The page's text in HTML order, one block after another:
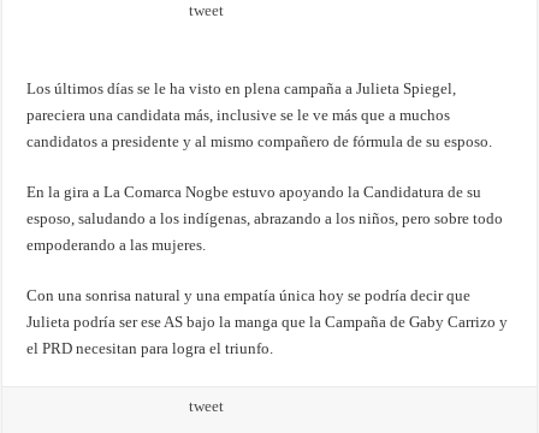
tweet
Los últimos días se le ha visto en plena campaña a Julieta Spiegel,
pareciera una candidata más, inclusive se le ve más que a muchos
candidatos a presidente y al mismo compañero de fórmula de su esposo.
En la gira a La Comarca Nogbe estuvo apoyando la Candidatura de su
esposo, saludando a los indígenas, abrazando a los niños, pero sobre todo
empoderando a las mujeres.
Con una sonrisa natural y una empatía única hoy se podría decir que
Julieta podría ser ese AS bajo la manga que la Campaña de Gaby Carrizo y
el PRD necesitan para logra el triunfo.
tweet